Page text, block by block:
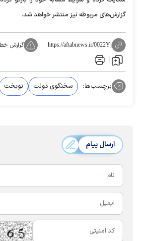
گزارش‌های مربوطه نیز منتشر خواهد شد.
https://aftabnews.ir/0022Yj گزارش
برچسب‌ها: سخنگوی دولت نوبخت
ارسال پیام